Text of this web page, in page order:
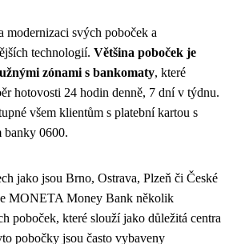
modernizaci svých poboček a
technologií. Většina poboček je
zónami s bankomaty, které
hotovosti 24 hodin denně, 7 dní v týdnu.
všem klientům s platební kartou s
banky 0600.
jako jsou Brno, Ostrava, Plzeň či České
MONETA Money Bank několik
poboček, které slouží jako důležitá centra
pobočky jsou často vybaveny